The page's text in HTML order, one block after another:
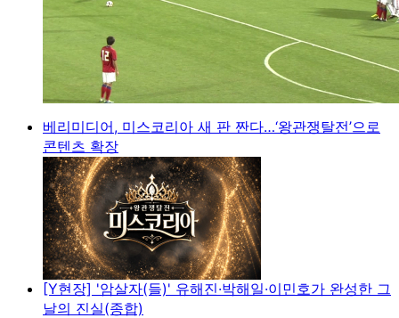
베리미디어, 미스코리아 새 판 짠다…‘왕관쟁탈전’으로
콘텐츠 확장
[Y현장] '암살자(들)' 유해진·박해일·이민호가 완성한 그
날의 진실(종합)